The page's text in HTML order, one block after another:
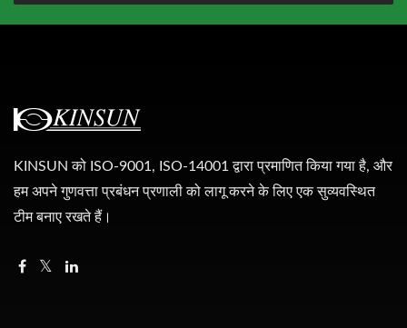
KINSUN को ISO-9001, ISO-14001 द्वारा प्रमाणित किया गया है, और
हम अपने गुणवत्ता प्रबंधन प्रणाली को लागू करने के लिए एक सुव्यवस्थित
टीम बनाए रखते हैं।